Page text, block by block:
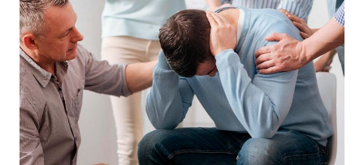
Пущино
Черноголовка
Талдом
Руза
Краснозаводск
Яхрома
Белоозёрский
Высоковск
Дрезна
Пересвет